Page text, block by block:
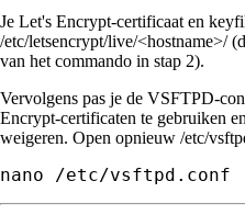
Je Let's Encrypt-certificaat en
/etc/letsencrypt/live/<hostname>/
van het commando in stap 2).
Vervolgens pas je de VSFTPD-
Encrypt-certificaten te gebruiken
weigeren. Open opnieuw /etc/
nano /etc/vsftpd.conf